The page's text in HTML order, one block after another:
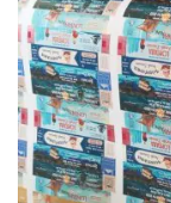
Dasbor
Wishlist
Kontak